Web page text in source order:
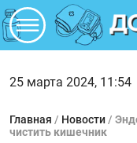
25 марта 2024, 11:54
Главная / Новости /
чистить кишечник